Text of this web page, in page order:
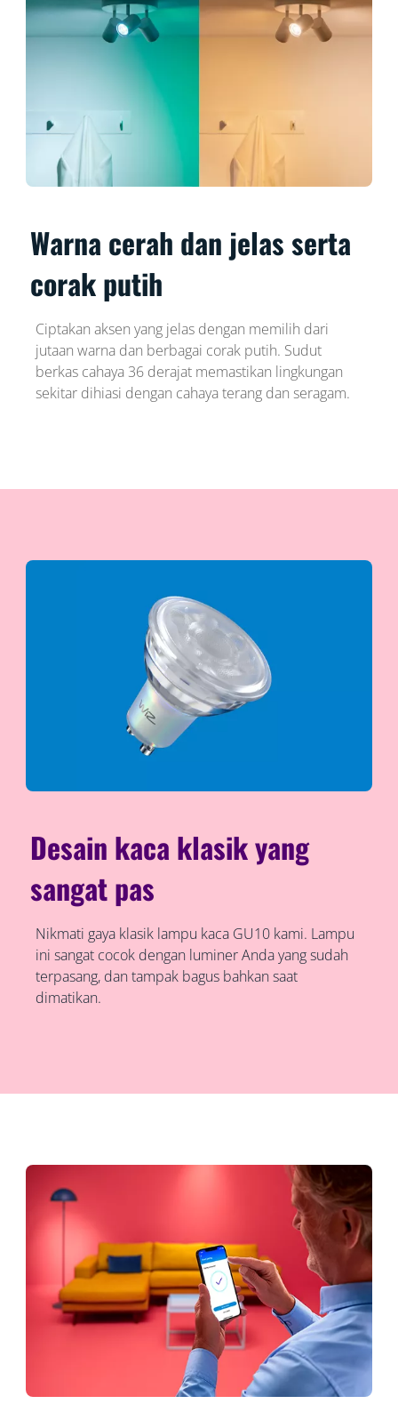
Warna cerah dan jelas serta
corak putih
Ciptakan aksen yang jelas dengan memilih dari
jutaan warna dan berbagai corak putih. Sudut
berkas cahaya 36 derajat memastikan lingkungan
sekitar dihiasi dengan cahaya terang dan seragam.
Desain kaca klasik yang
sangat pas
Nikmati gaya klasik lampu kaca GU10 kami. Lampu
ini sangat cocok dengan luminer Anda yang sudah
terpasang, dan tampak bagus bahkan saat
dimatikan.